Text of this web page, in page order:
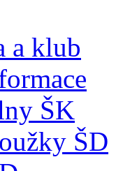
a klub
ŠK
ŠD